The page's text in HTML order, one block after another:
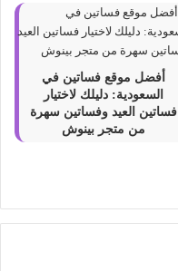
أفضل موقع فساتين في
السعودية: دليلك لاختيار
فساتين العيد وفساتين سهرة
من متجر بينوش